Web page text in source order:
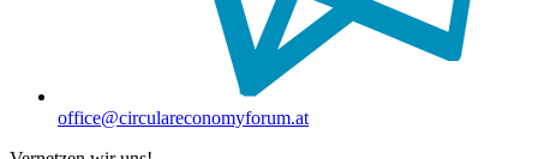
office@circulareconomyforum.at